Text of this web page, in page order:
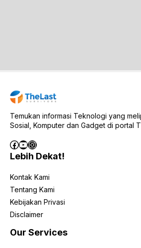
Temukan informasi Teknologi yang
Sosial, Komputer dan Gadget di portal
Facebook
YouTube
Instagram
Lebih Dekat!
Kontak Kami
Tentang Kami
Kebijakan Privasi
Disclaimer
Our Services